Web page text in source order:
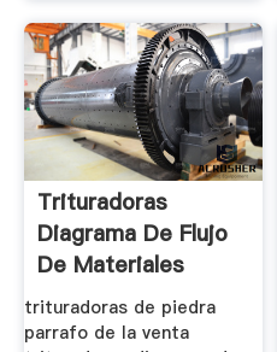
Trituradoras
Diagrama De Flujo
De Materiales
Venta
trituradoras de piedra
parrafo de la venta